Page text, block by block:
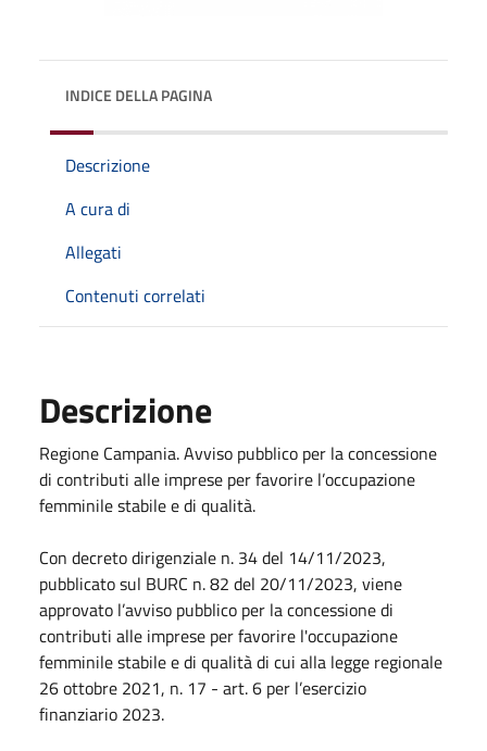
INDICE DELLA PAGINA
Descrizione
A cura di
Allegati
Contenuti correlati
Descrizione
Regione Campania. Avviso pubblico per la concessione
di contributi alle imprese per favorire l’occupazione
femminile stabile e di qualità.
Con decreto dirigenziale n. 34 del 14/11/2023,
pubblicato sul BURC n. 82 del 20/11/2023, viene
approvato l’avviso pubblico per la concessione di
contributi alle imprese per favorire l'occupazione
femminile stabile e di qualità di cui alla legge regionale
26 ottobre 2021, n. 17 - art. 6 per l’esercizio
finanziario 2023.